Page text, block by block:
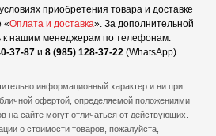
приобретения товара и доставке
«Оплата и доставка». За дополнительной
нашим менеджерам по телефонам:
37-87 и 8 (985) 128-37-22 (WhatsApp).
информационный характер и ни при
офертой, определяемой положениями
сайте могут отличаться от действующих.
о стоимости товаров, пожалуйста,